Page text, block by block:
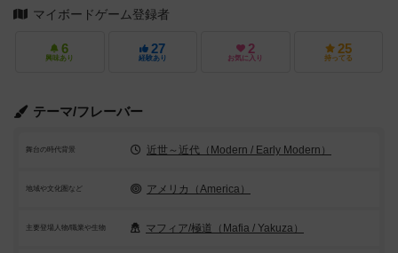
マイボードゲーム登録者
6
興味あり
27
経験あり
2
お気に入り
25
持ってる
テーマ/フレーバー
舞台の時代背景 近世～近代（Modern / Early Modern）
地域や文化圏など アメリカ（America）
主要登場人物/職業や生物 マフィア/極道（Mafia / Yakuza）